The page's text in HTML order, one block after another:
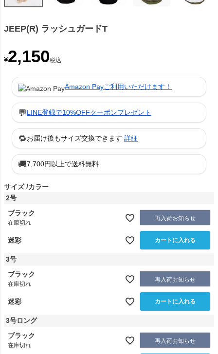
JEEP(R) ラッシュガードT
¥2,150税込
Amazon Payご利用いただけます！
💬LINE登録で10%OFFクーポンプレゼント
🔁お届け後もサイズ交換できます 詳細
🚚7,700円以上で送料無料
サイズ カラー
2号
ブラック
在庫切れ
再入荷お知らせ
迷彩 カートに入れる
3号
ブラック
在庫切れ
再入荷お知らせ
迷彩 カートに入れる
3号ロング
ブラック
在庫切れ
再入荷お知らせ